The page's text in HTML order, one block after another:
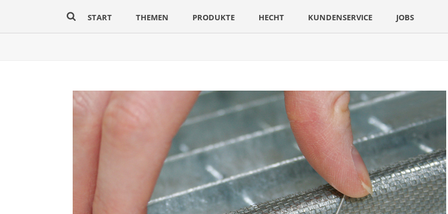
JOBS
KUNDENSERVICE
HECHT
PRODUKTE
THEMEN
START